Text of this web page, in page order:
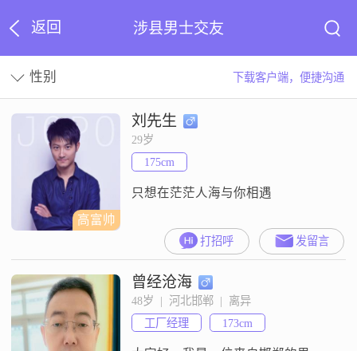
返回 涉县男士交友
性别 下载客户端，便捷沟通
高富帅
刘先生
29岁
175cm
只想在茫茫人海与你相遇
打招呼 发留言
曾经沧海
48岁  |  河北邯郸  |  离异
工厂经理
173cm